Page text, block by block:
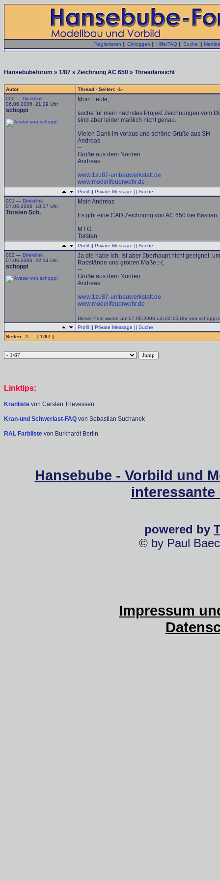
Registrieren || Einloggen || Hilfe/FAQ || Suche ||
Hansebubeforum » 1/87 » Zeichnung AC 650 » Threadansicht
Autor
Thread - Seiten: -1-
000 — Direktlink
06.06.2006, 21:29 Uhr
schoppi
Moin Leute,
suche für mein nächstes Projekt Zeichnungen vom
sind aber leider maßlich nicht genau.
Vielen Dank im voraus und schöne Grüße aus SH
Andreas
--
Grüße aus dem Norden
Andreas
www.1zu87-umbauwerkstatt.de
www.modellfeuerwehr.de
Profil || Private Message || Suche
001 — Direktlink
07.06.2006, 18:37 Uhr
Torsten Sch.
Moin Andreas
Es gibt eine CAD Zeichnung von AC 650 bei
M f G
Torsten
Profil || Private Message || Suche
002 — Direktlink
07.06.2006, 22:14 Uhr
schoppi
Ja die habe ich. Ist aber überhaupt nicht geeignet,
Radstände und groben Maße :-(.
--
Grüße aus dem Norden
Andreas
www.1zu87-umbauwerkstatt.de
www.modellfeuerwehr.de
Dieser Post wurde am 07.06.2006 um 22:15 Uhr von schoppi
Profil || Private Message || Suche
Seiten: -1- [1/87 ]
Linktips:
Kranliste von Carsten Thevessen
Kran-und Schwerlast-FAQ von Sebastian Suchanek
RAL Farbliste von Burkhardt Berlin
Hansebube - Vorbild und
powered by
© by Paul
Impressum